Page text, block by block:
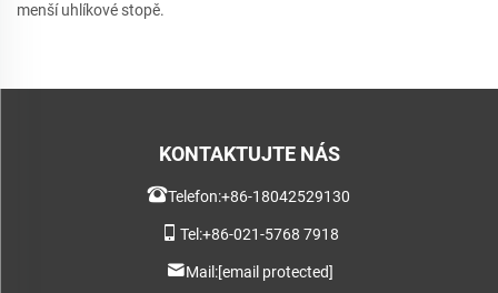
menší uhlíkové stopě.
KONTAKTUJTE NÁS
Telefon:+86-18042529130
Tel:+86-021-5768 7918
Mail:[email protected]